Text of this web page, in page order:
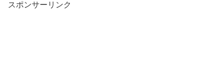
スポンサーリンク